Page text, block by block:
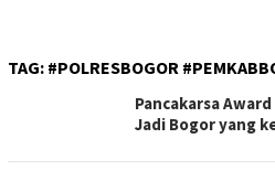
TAG: #POLRESBOGOR
Pancakarsa
Jadi Bogor yang